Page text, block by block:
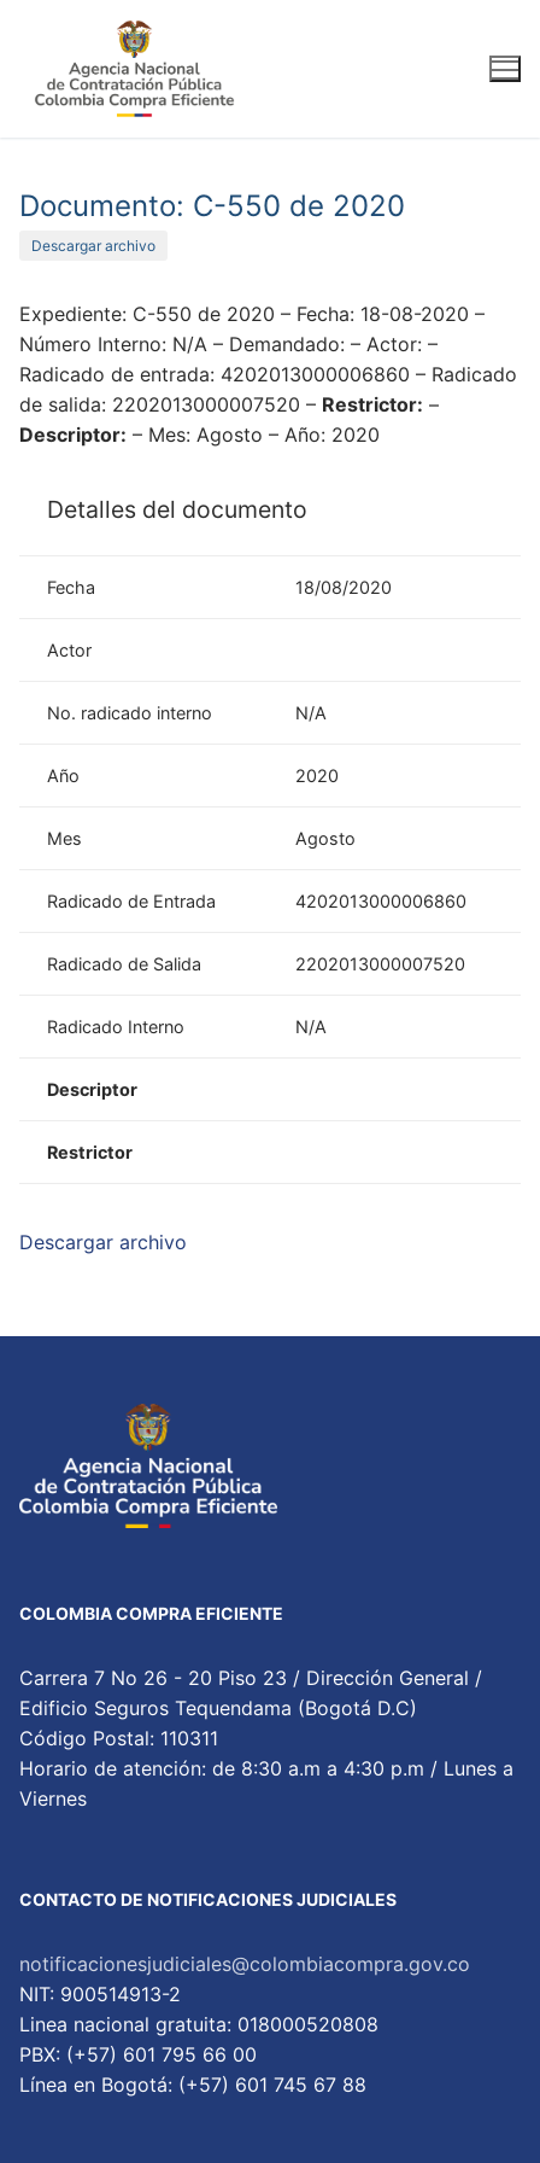
contenido
Documento: C-550 de 2020
Descargar archivo
Expediente: C-550 de 2020 – Fecha: 18-08-2020 –
Número Interno: N/A – Demandado: – Actor: –
Radicado de entrada: 4202013000006860 – Radicado
de salida: 2202013000007520 – Restrictor: –
Descriptor: – Mes: Agosto – Año: 2020
Detalles del documento
Fecha 18/08/2020
Actor
No. radicado interno N/A
Año 2020
Mes Agosto
Radicado de Entrada 4202013000006860
Radicado de Salida 2202013000007520
Radicado Interno N/A
Descriptor
Restrictor
Descargar archivo
COLOMBIA COMPRA EFICIENTE
Carrera 7 No 26 - 20 Piso 23 / Dirección General /
Edificio Seguros Tequendama (Bogotá D.C)
Código Postal: 110311
Horario de atención: de 8:30 a.m a 4:30 p.m / Lunes a
Viernes
CONTACTO DE NOTIFICACIONES JUDICIALES
notificacionesjudiciales@colombiacompra.gov.co
NIT: 900514913-2
Linea nacional gratuita: 018000520808
PBX: (+57) 601 795 66 00
Lí­nea en Bogotá: (+57) 601 745 67 88